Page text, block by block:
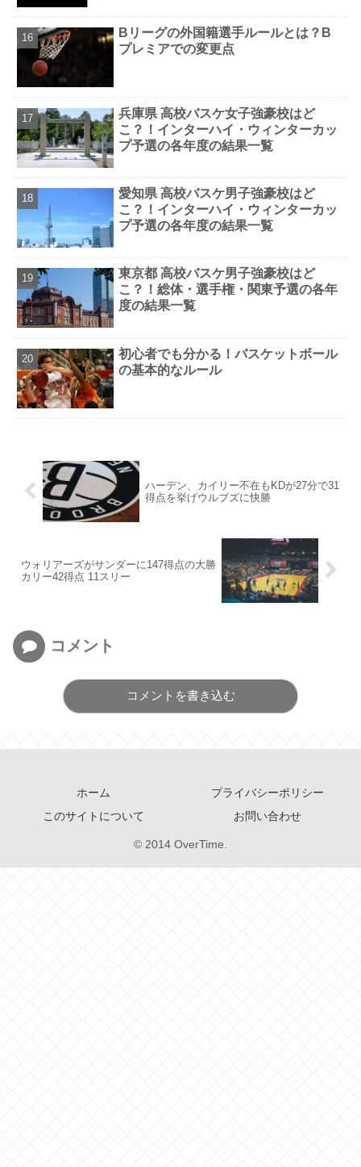
Bリーグの外国籍選手ルールとは？B
プレミアでの変更点
兵庫県 高校バスケ女子強豪校はど
こ？！インターハイ・ウィンターカッ
プ予選の各年度の結果一覧
愛知県 高校バスケ男子強豪校はど
こ？！インターハイ・ウィンターカッ
プ予選の各年度の結果一覧
東京都 高校バスケ男子強豪校はど
こ？！総体・選手権・関東予選の各年
度の結果一覧
初心者でも分かる！バスケットボール
の基本的なルール
ハーデン、カイリー不在もKDが27分で31
得点を挙げウルブズに快勝
ウォリアーズがサンダーに147得点の大勝
カリー42得点 11スリー
コメント
コメントを書き込む
ホーム
プライバシーポリシー
このサイトについて
お問い合わせ
© 2014 OverTime.